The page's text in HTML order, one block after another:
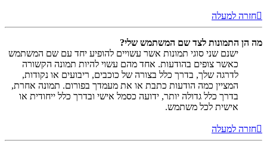
חזרה למעלה
מה הן התמונות לצד שם המשתמש שלי?
ישנם שני סוגי תמונות אשר עשויים להופיע יחד עם שם המשתמש
כאשר צופים בהודעות. אחד מהם עשוי להיות תמונה הקשורה
לדרגה שלך, בדרך כלל בצורה של כוכבים, ריבועים או נקודות,
המציין כמה הודעות כתבת או את מעמדך בפורום. תמונה אחרת,
בדרך כלל גדולה יותר, ידועה כסמל אישי ובדרך כלל ייחודית או
אישית לכל משתמש.
חזרה למעלה